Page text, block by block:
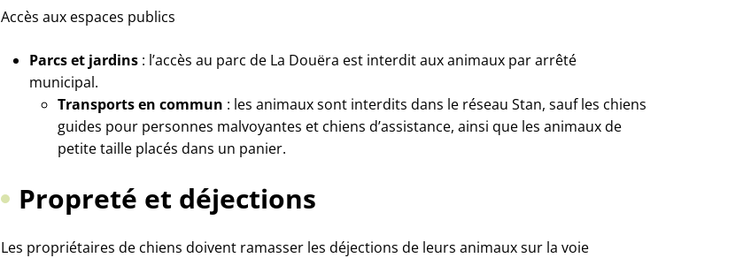
Accès aux espaces publics
Parcs et jardins : l’accès au parc de La Douëra est interdit aux animaux par arrêté
municipal.
Transports en commun : les animaux sont interdits dans le réseau Stan, sauf les chiens
guides pour personnes malvoyantes et chiens d’assistance, ainsi que les animaux de
petite taille placés dans un panier.
Propreté et déjections
Les propriétaires de chiens doivent ramasser les déjections de leurs animaux sur la voie